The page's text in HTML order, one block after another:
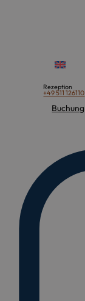
Rezeption
+49 511 126110
Buchung